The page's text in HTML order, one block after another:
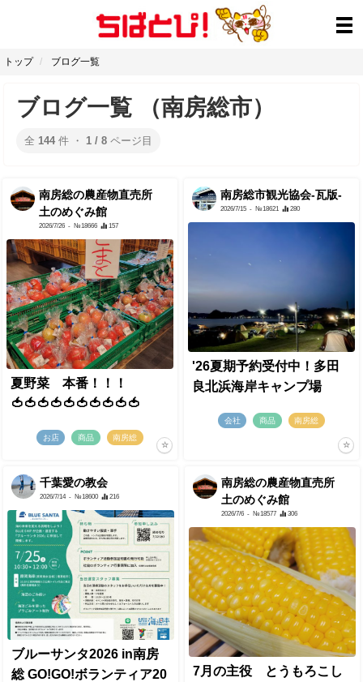
トップ ブログ一覧
ブログ一覧 （南房総市）
全 144 件 ・ 1 / 8 ページ目
南房総の農産物直売所
土のめぐみ館
2026/7/26 - №18666 157
夏野菜 本番！！！
🍅🍅🍅🍅🍅🍅🍅🍅🍅🍅
お店 商品 南房総
南房総市観光協会-瓦版-
2026/7/15 - №18621 280
'26夏期予約受付中！多田
良北浜海岸キャンプ場
会社 商品 南房総
千葉愛の教会
2026/7/14 - №18600 216
ブルーサンタ2026 in南房
総 GO!GO!ボランティア20
南房総の農産物直売所
土のめぐみ館
2026/7/6 - №18577 306
7月の主役 とうもろこし